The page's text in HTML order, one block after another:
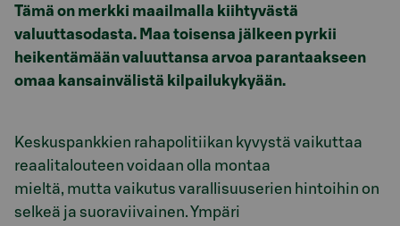
Tämä on merkki maailmalla kiihtyvästä
valuuttasodasta. Maa toisensa jälkeen pyrkii
heikentämään valuuttansa arvoa parantaakseen
omaa kansainvälistä kilpailukykyään.
Keskuspankkien rahapolitiikan kyvystä vaikuttaa
reaalitalouteen voidaan olla montaa
mieltä, mutta vaikutus varallisuuserien hintoihin on
selkeä ja suoraviivainen. Ympäri